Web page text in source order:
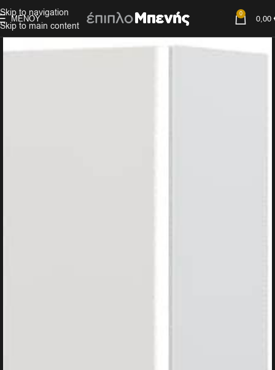
Skip to navigation
Skip to main content
ΜΕΝΟΎ 0 0,00